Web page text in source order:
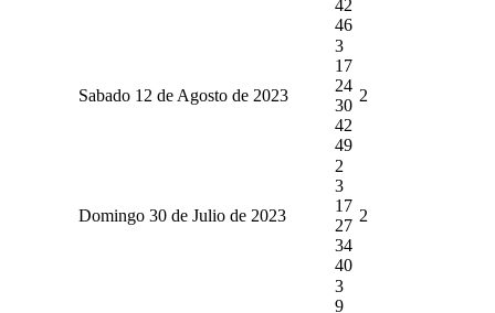
42
46
Sabado 12 de Agosto de 2023
3
17
24
30
42
49
2
Domingo 30 de Julio de 2023
2
3
17
27
34
40
2
3
9